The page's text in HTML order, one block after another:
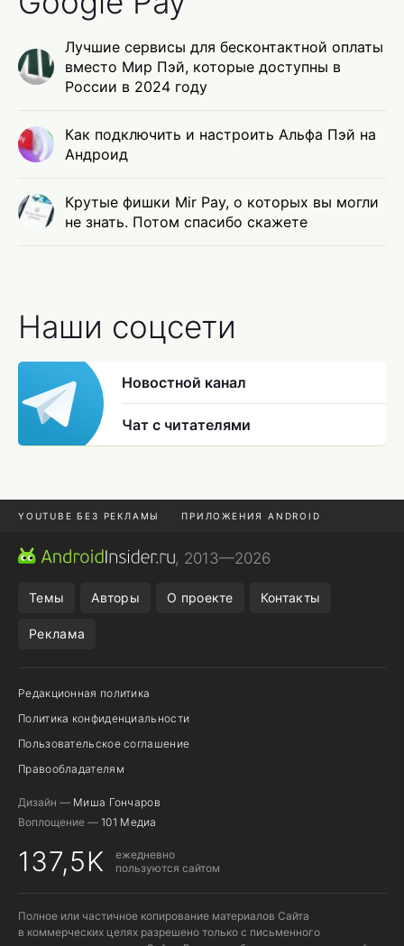
Лучшие сервисы для бесконтактной оплаты
вместо Мир Пэй, которые доступны в
России в 2024 году
Как подключить и настроить Альфа Пэй на
Андроид
Крутые фишки Mir Pay, о которых вы могли
не знать. Потом спасибо скажете
Наши соцсети
Новостной канал
Чат с читателями
YOUTUBE БЕЗ РЕКЛАМЫ ПРИЛОЖЕНИЯ ANDROID
МЕССЕНДЖЕРЫ ONE UI 8.5
, 2013—2026
Темы Авторы О проекте Контакты
Реклама
Редакционная политика
Политика конфиденциальности
Пользовательское соглашение
Правообладателям
Дизайн — Миша Гончаров
Воплощение — 101 Медиа
137,5K
ежедневно
пользуются сайтом
Полное или частичное копирование материалов Сайта
в коммерческих целях разрешено только с письменного